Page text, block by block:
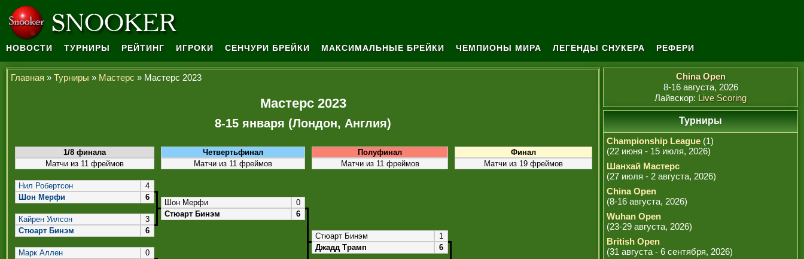
НОВОСТИ ТУРНИРЫ РЕЙТИНГ ИГРОКИ СЕНЧУРИ БРЕЙКИ МАКСИМАЛЬНЫЕ БРЕЙКИ ЧЕМПИОНЫ МИРА ЛЕГЕНДЫ СНУКЕРА РЕФЕРИ
Главная » Турниры » Мастерс » Мастерс 2023
Мастерс 2023
8-15 января (Лондон, Англия)
1/8 финала Четвертьфинал Полуфинал
Финал
Матчи из 11 фреймов
Матчи из 11 фреймов Матчи из 11 фреймов Матчи из 19 фреймов
Нил Робертсон
4
Шон Мерфи
6
Шон Мерфи
0
Стюарт Бинэм
6
Кайрен Уилсон
3
Стюарт Бинэм
6
Стюарт Бинэм
1
Джадд Трамп
6
Марк Аллен
0
China Open
8-16 августа, 2026
Лайвскор: Live Scoring
Турниры
Championship League (1)
(22 июня - 15 июля, 2026)
Шанхай Мастерс
(27 июля - 2 августа, 2026)
China Open
(8-16 августа, 2026)
Wuhan Open
(23-29 августа, 2026)
British Open
(31 августа - 6 сентября, 2026)